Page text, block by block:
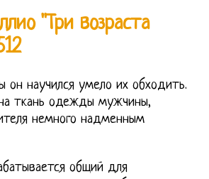
"Три возраста
он научился умело их обходить.
ткань одежды мужчины,
немного надменным
общий для